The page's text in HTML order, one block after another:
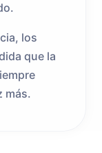
los
que la
más.